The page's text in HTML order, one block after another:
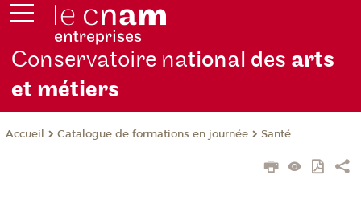
Conservatoire national des arts
et métiers
Accueil Catalogue de formations en journée Santé